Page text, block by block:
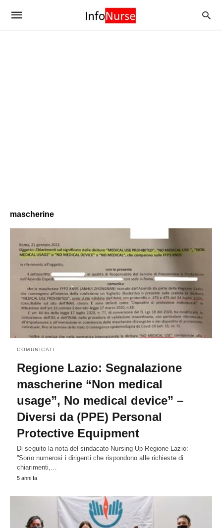
mascherine
COMUNICATI
Regione Lazio: Segnalazione
mascherine “Non medical
usage”, No medical device” –
Diversi da (PPE) Personal
Protective Equipment
Di seguito la nota del sindacato Nursing Up Regione Lazio:
''Sono numerosi i dirigenti che rispondono alle richieste di
chiarimenti,…
5 anni fa